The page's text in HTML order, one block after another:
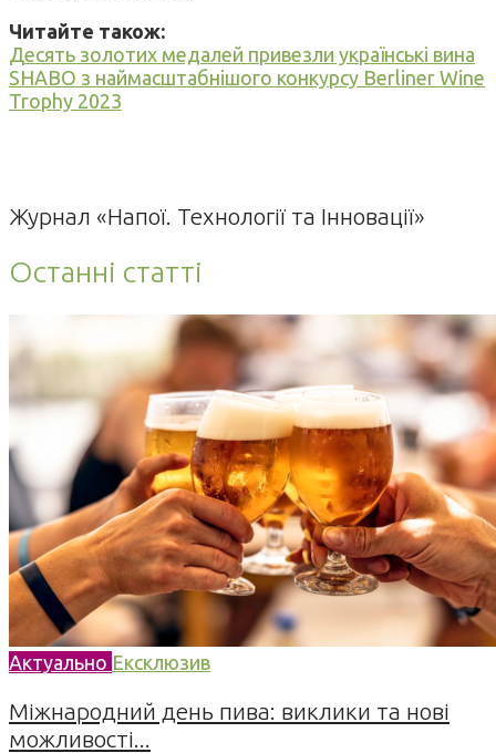
Читайте також:
Десять золотих медалей привезли українські вина
SHABO з наймасштабнішого конкурсу Berliner Wine
Trophy 2023
Журнал «Напої. Технології та Інновації»
Останні статті
Актуально Ексклюзив
Міжнародний день пива: виклики та нові
можливості...